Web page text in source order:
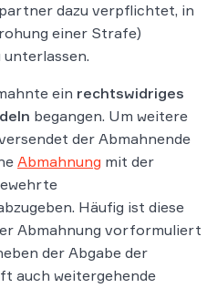
dazu verpflichtet, in
einer Strafe)
ein rechtswidriges
begangen. Um weitere
der Abmahnende
Abmahnung mit der
Häufig ist diese
Abmahnung vorformuliert
der Abgabe der
auch weitergehende